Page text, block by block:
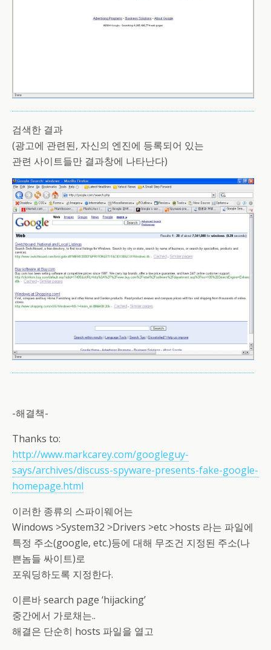
검색한 결과
(광고에 관련된, 자신의 엔진에 등록되어 있는
관련 사이트들만 결과창에 나타난다)
-해결책-
Thanks to:
http://www.markcarey.com/googleguy-
says/archives/discuss-spyware-presents-fake-google-
homepage.html
이러한 종류의 스파이웨어는
Windows >System32 >Drivers >etc >hosts 라는 파일에
특정 주소(google, etc.)등에 대해 무조건 지정된 주소(나
쁜놈들 싸이트)로
포워딩하도록 지정한다.
이른바 search page ‘hijacking’
중간에서 가로채는..
해결은 단순히 hosts 파일을 열고